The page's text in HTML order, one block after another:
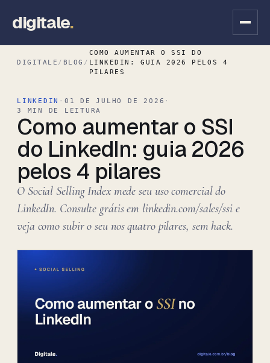
digitale.
DIGITALE / BLOG /
COMO AUMENTAR O SSI DO
LINKEDIN: GUIA 2026 PELOS 4
PILARES
LINKEDIN · 01 DE JULHO DE 2026 ·
3 MIN DE LEITURA
Como aumentar o SSI
do LinkedIn: guia 2026
pelos 4 pilares
O Social Selling Index mede seu uso comercial do
LinkedIn. Consulte grátis em linkedin.com/sales/ssi e
veja como subir o seu nos quatro pilares, sem hack.